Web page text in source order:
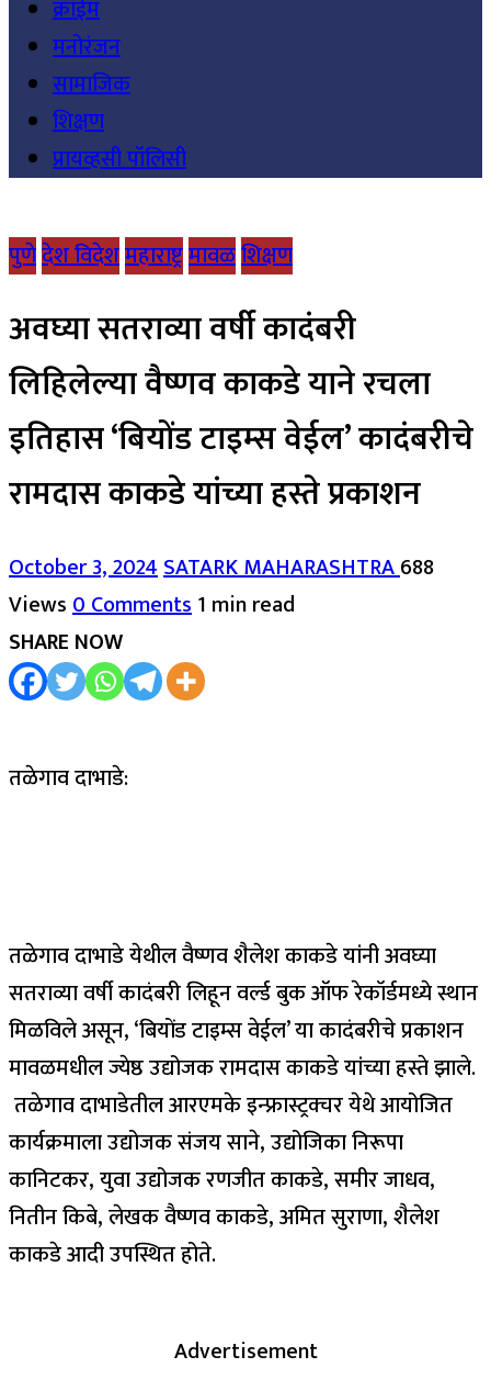
क्राईम
मनोरंजन
सामाजिक
शिक्षण
प्रायव्हसी पॉलिसी
पुणेदेश विदेशमहाराष्ट्रमावळशिक्षण
अवघ्या सतराव्या वर्षी कादंबरी
लिहिलेल्या वैष्णव काकडे याने रचला
इतिहास ‘बियोंड टाइम्स वेईल’ कादंबरीचे
रामदास काकडे यांच्या हस्ते प्रकाशन
October 3, 2024SATARK MAHARASHTRA688
Views0 Comments1 min read
SHARE NOW
तळेगाव दाभाडे:
तळेगाव दाभाडे येथील वैष्णव शैलेश काकडे यांनी अवघ्या
सतराव्या वर्षी कादंबरी लिहून वर्ल्ड बुक ऑफ रेकॉर्डमध्ये स्थान
मिळविले असून, ‘बियोंड टाइम्स वेईल’ या कादंबरीचे प्रकाशन
मावळमधील ज्येष्ठ उद्योजक रामदास काकडे यांच्या हस्ते झाले.
तळेगाव दाभाडेतील आरएमके इन्फ्रास्ट्रक्चर येथे आयोजित
कार्यक्रमाला उद्योजक संजय साने, उद्योजिका निरूपा
कानिटकर, युवा उद्योजक रणजीत काकडे, समीर जाधव,
नितीन किबे, लेखक वैष्णव काकडे, अमित सुराणा, शैलेश
काकडे आदी उपस्थित होते.
Advertisement